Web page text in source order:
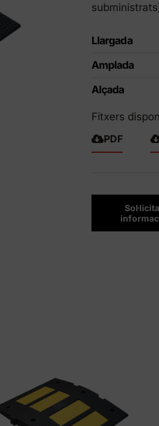
Llargada
Amplada
Alçada
Fitxers
PDF